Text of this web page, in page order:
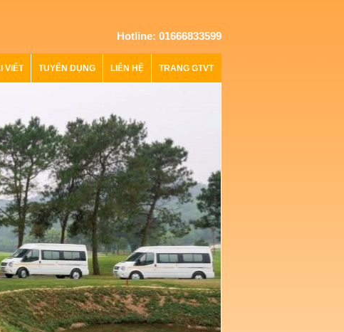
Hotline: 01666833599
VIẾT TUYỂN DỤNG LIÊN HỆ TRANG GTVT